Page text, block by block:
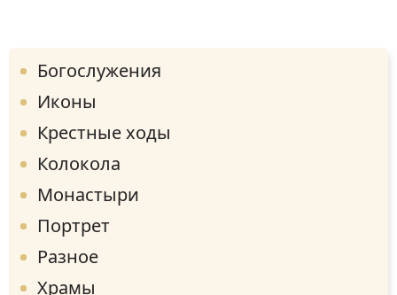
Богослужения
Иконы
Крестные ходы
Колокола
Монастыри
Портрет
Разное
Храмы